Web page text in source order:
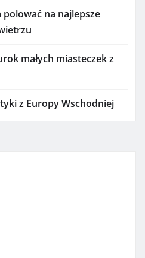
na najlepsze
małych miasteczek z
z Europy Wschodniej